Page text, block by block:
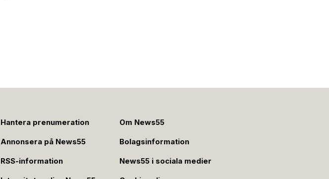
Hantera prenumeration Om News55
Annonsera på News55 Bolagsinformation
RSS-information News55 i sociala medier